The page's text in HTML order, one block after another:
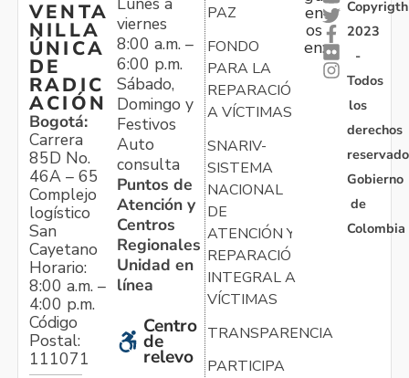
VENTA
NILLA
ÚNICA
DE
RADIC
ACIÓN
Bogotá:
Carrera
85D No.
46A – 65
Complejo
logístico
San
Cayetano
Horario:
8:00 a.m. –
4:00 p.m.
Código
Postal:
111071
viernes
8:00 a.m. –
6:00 p.m.
Sábado,
Domingo y
Festivos
Auto
consulta
Puntos de
Atención y
Centros
Regionales
Unidad en
línea
Centro
de
relevo
PAZ
FONDO
PARA LA
REPARACIÓN
A VÍCTIMAS
SNARIV-
SISTEMA
NACIONAL
DE
ATENCIÓN Y
REPARACIÓN
INTEGRAL A
VÍCTIMAS
TRANSPARENCIA
PARTICIPA
en
os
en:
Copyrigth
2023
-
Todos
los
derechos
Gobierno
de
Colombia